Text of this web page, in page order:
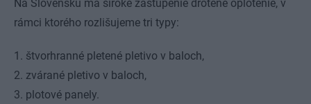
Na Slovensku má široké zastúpenie drôtené oplotenie, v
rámci ktorého rozlišujeme tri typy:
1. štvorhranné pletené pletivo v baloch,
2. zvárané pletivo v baloch,
3. plotové panely.